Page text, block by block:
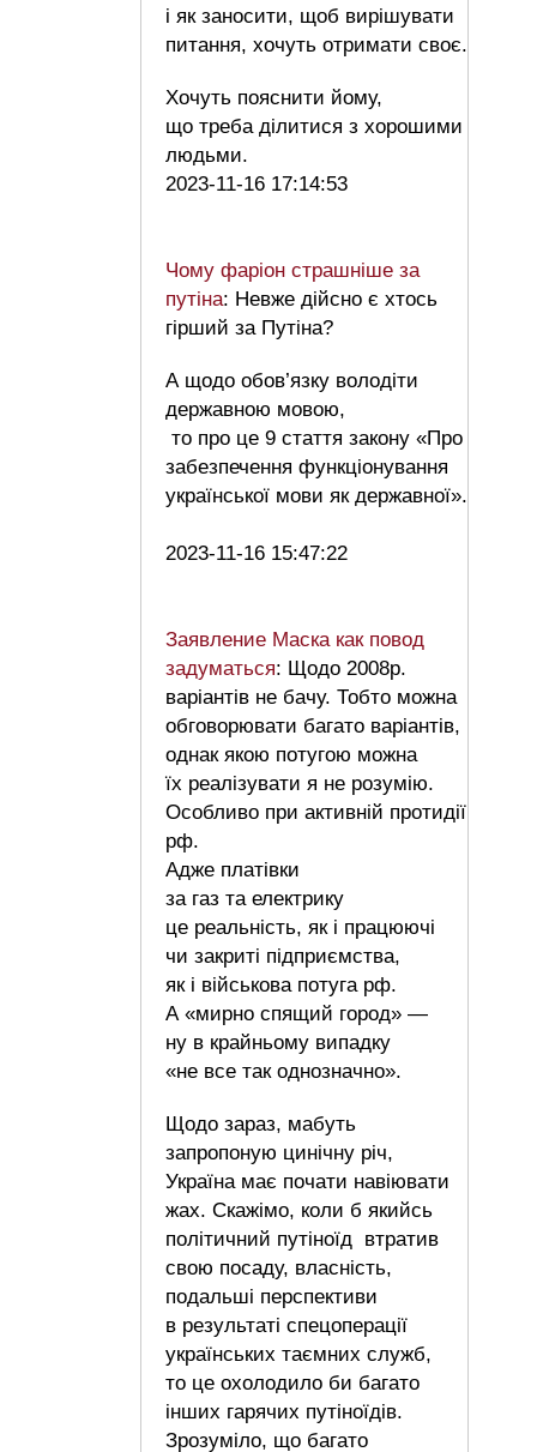
і як заносити, щоб вирішувати
питання, хочуть отримати своє.
Хочуть пояснити йому,
що треба ділитися з хорошими
людьми.
2023-11-16 17:14:53
Чому фаріон страшніше за
путіна: Невже дійсно є хтось
гірший за Путіна?
А щодо обов’язку володіти
державною мовою,
то про це 9 стаття закону «Про
забезпечення функціонування
української мови як державної».
2023-11-16 15:47:22
Заявление Маска как повод
задуматься: Щодо 2008р.
варіантів не бачу. Тобто можна
обговорювати багато варіантів,
однак якою потугою можна
їх реалізувати я не розумію.
Особливо при активній протидії
рф.
Адже платівки
за газ та електрику
це реальність, як і працюючі
чи закриті підприємства,
як і військова потуга рф.
А «мирно спящий город» —
ну в крайньому випадку
«не все так однозначно».
Щодо зараз, мабуть
запропоную цинічну річ,
Україна має почати навіювати
жах. Скажімо, коли б якийсь
політичний путіноїд втратив
свою посаду, власність,
подальші перспективи
в результаті спецоперації
українських таємних служб,
то це охолодило би багато
інших гарячих путіноїдів.
Зрозуміло, що багато